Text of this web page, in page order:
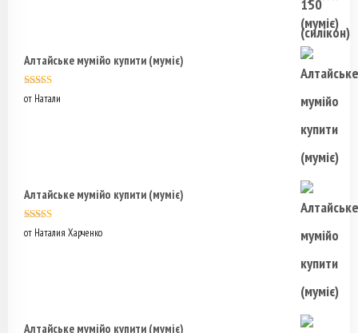
Алтайське мумійо купити (муміє)
Оценка5
5
от Натали
Алтайське мумійо купити (муміє)
Оценка5 из
5
от Наталия Харченко
Алтайське мумійо купити (муміє)